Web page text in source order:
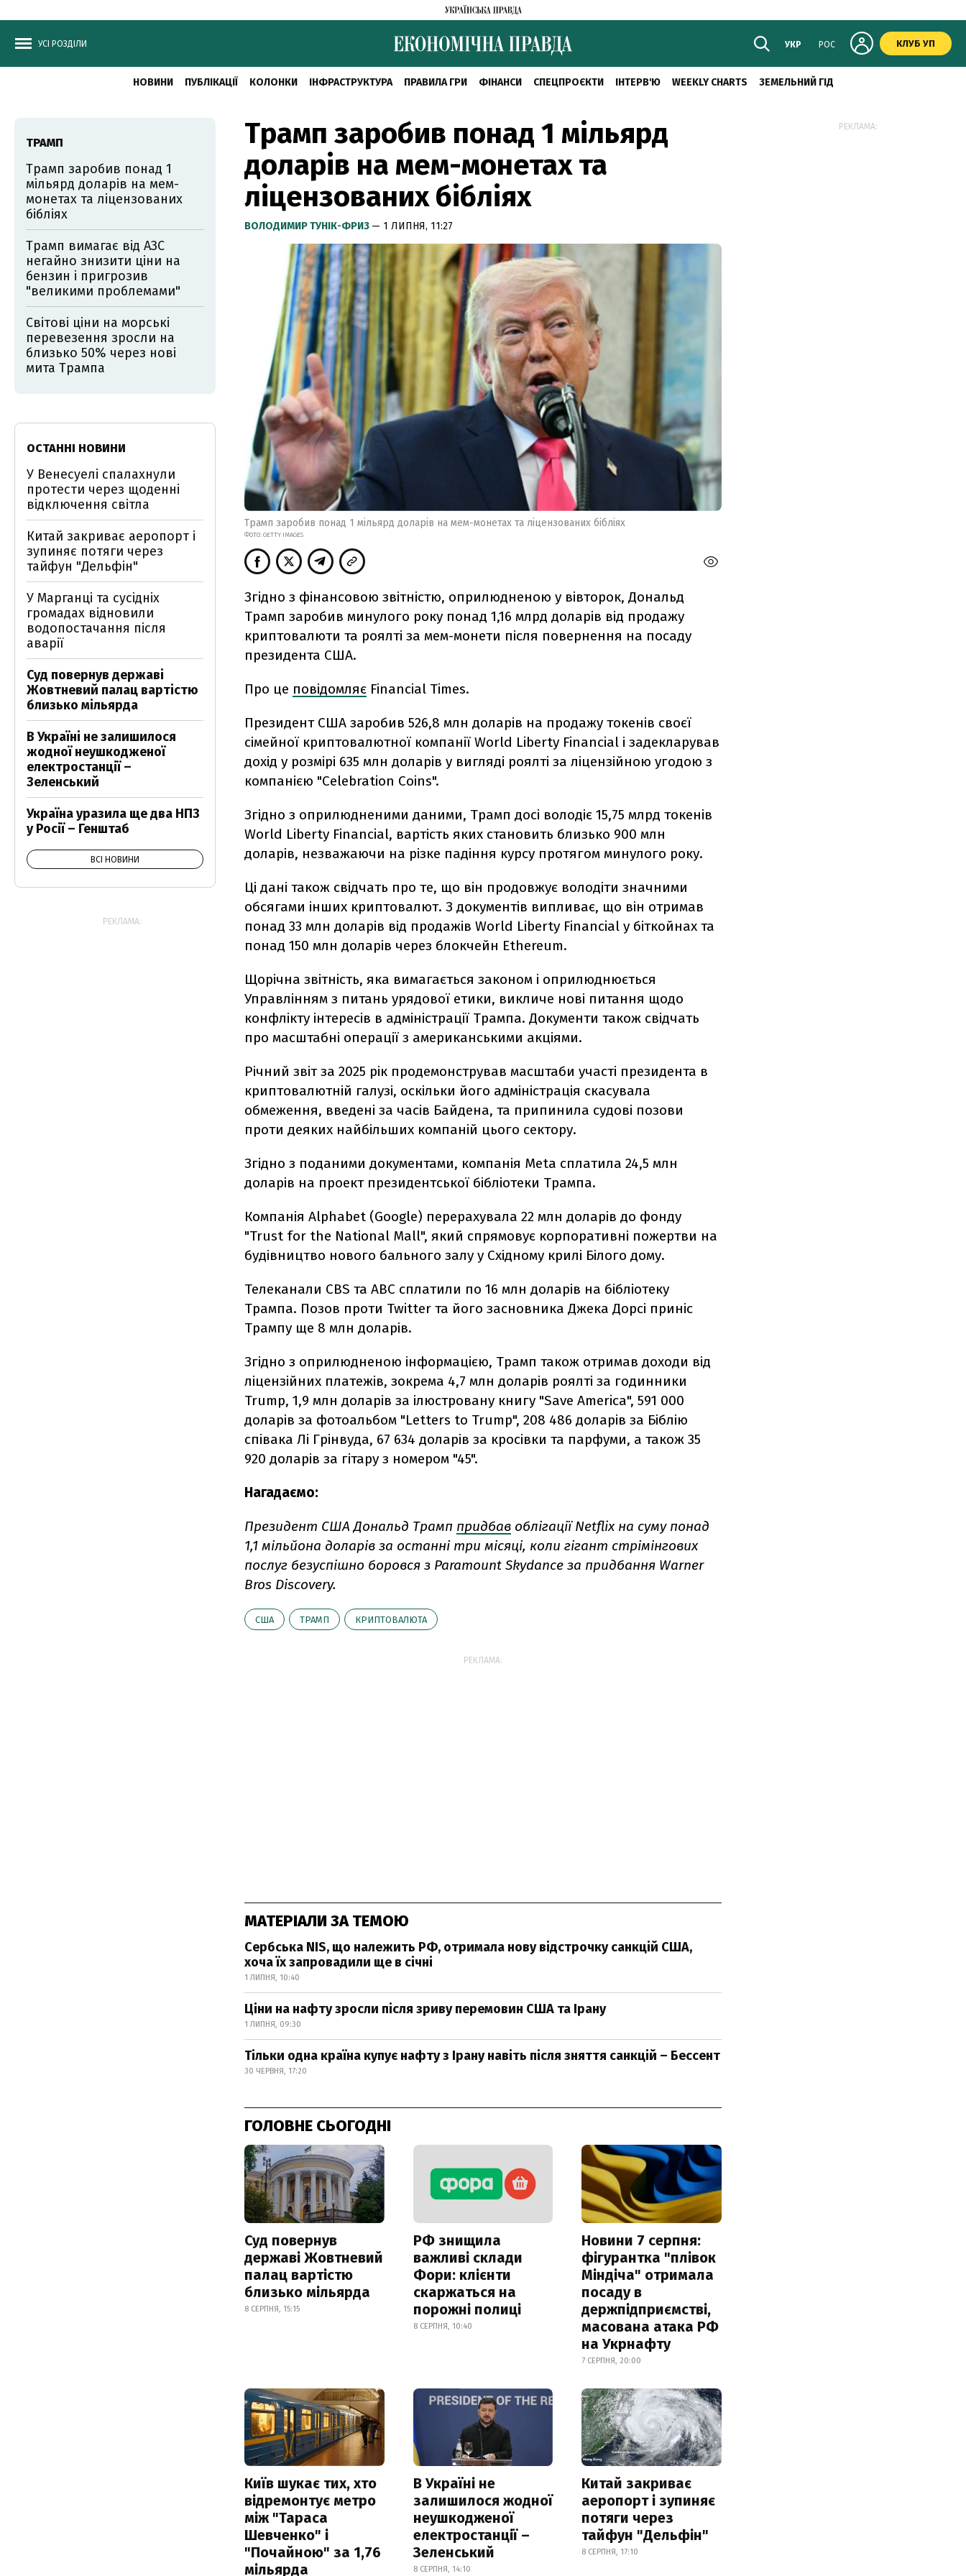
УСІ РОЗДІЛИ УКР РОС КЛУБ УП
НОВИНИ ПУБЛІКАЦІЇ КОЛОНКИ ІНФРАСТРУКТУРА ПРАВИЛА ГРИ ФІНАНСИ СПЕЦПРОЄКТИ ІНТЕРВ'Ю WEEKLY CHARTS ЗЕМЕЛЬНИЙ ГІД
Трамп заробив понад 1 мільярд
доларів на мем-монетах та
ліцензованих бібліях
ВОЛОДИМИР ТУНІК-ФРИЗ — 1 ЛИПНЯ, 11:27
Трамп заробив понад 1 мільярд доларів на мем-монетах та ліцензованих бібліях
ФОТО: GETTY IMAGES
Згідно з фінансовою звітністю, оприлюдненою у вівторок, Дональд
Трамп заробив минулого року понад 1,16 млрд доларів від продажу
криптовалюти та роялті за мем-монети після повернення на посаду
президента США.
Про це повідомляє Financial Times.
Президент США заробив 526,8 млн доларів на продажу токенів своєї
сімейної криптовалютної компанії World Liberty Financial і задекларував
дохід у розмірі 635 млн доларів у вигляді роялті за ліцензійною угодою з
компанією "Celebration Coins".
Згідно з оприлюдненими даними, Трамп досі володіє 15,75 млрд токенів
World Liberty Financial, вартість яких становить близько 900 млн
доларів, незважаючи на різке падіння курсу протягом минулого року.
Ці дані також свідчать про те, що він продовжує володіти значними
обсягами інших криптовалют. З документів випливає, що він отримав
понад 33 млн доларів від продажів World Liberty Financial у біткойнах та
понад 150 млн доларів через блокчейн Ethereum.
Щорічна звітність, яка вимагається законом і оприлюднюється
Управлінням з питань урядової етики, викличе нові питання щодо
конфлікту інтересів в адміністрації Трампа. Документи також свідчать
про масштабні операції з американськими акціями.
Річний звіт за 2025 рік продемонстрував масштаби участі президента в
криптовалютній галузі, оскільки його адміністрація скасувала
обмеження, введені за часів Байдена, та припинила судові позови
проти деяких найбільших компаній цього сектору.
Згідно з поданими документами, компанія Meta сплатила 24,5 млн
доларів на проект президентської бібліотеки Трампа.
Компанія Alphabet (Google) перерахувала 22 млн доларів до фонду
"Trust for the National Mall", який спрямовує корпоративні пожертви на
будівництво нового бального залу у Східному крилі Білого дому.
Телеканали CBS та ABC сплатили по 16 млн доларів на бібліотеку
Трампа. Позов проти Twitter та його засновника Джека Дорсі приніс
Трампу ще 8 млн доларів.
Згідно з оприлюдненою інформацією, Трамп також отримав доходи від
ліцензійних платежів, зокрема 4,7 млн доларів роялті за годинники
Trump, 1,9 млн доларів за ілюстровану книгу "Save America", 591 000
доларів за фотоальбом "Letters to Trump", 208 486 доларів за Біблію
співака Лі Грінвуда, 67 634 доларів за кросівки та парфуми, а також 35
920 доларів за гітару з номером "45".
Нагадаємо:
Президент США Дональд Трамп придбав облігації Netflix на суму понад
1,1 мільйона доларів за останні три місяці, коли гігант стрімінгових
послуг безуспішно боровся з Paramount Skydance за придбання Warner
Bros Discovery.
США ТРАМП КРИПТОВАЛЮТА
РЕКЛАМА:
МАТЕРІАЛИ ЗА ТЕМОЮ
Сербська NIS, що належить РФ, отримала нову відстрочку санкцій США,
хоча їх запровадили ще в січні
1 ЛИПНЯ, 10:40
Ціни на нафту зросли після зриву перемовин США та Ірану
1 ЛИПНЯ, 09:30
Тільки одна країна купує нафту з Ірану навіть після зняття санкцій – Бессент
30 ЧЕРВНЯ, 17:20
ГОЛОВНЕ СЬОГОДНІ
Суд повернув
державі Жовтневий
палац вартістю
близько мільярда
8 СЕРПНЯ, 15:15
РФ знищила
важливі склади
Фори: клієнти
скаржаться на
порожні полиці
8 СЕРПНЯ, 10:40
Новини 7 серпня:
фігурантка "плівок
Міндіча" отримала
посаду в
держпідприємстві,
масована атака РФ
на Укрнафту
7 СЕРПНЯ, 20:00
Київ шукає тих, хто
відремонтує метро
між "Тараса
Шевченко" і
"Почайною" за 1,76
мільярда
В Україні не
залишилося жодної
неушкодженої
електростанції –
Зеленський
8 СЕРПНЯ, 14:10
Китай закриває
аеропорт і зупиняє
потяги через
тайфун "Дельфін"
8 СЕРПНЯ, 17:10
ТРАМП
Трамп заробив понад 1
мільярд доларів на мем-
монетах та ліцензованих
бібліях
Трамп вимагає від АЗС
негайно знизити ціни на
бензин і пригрозив
"великими проблемами"
Світові ціни на морські
перевезення зросли на
близько 50% через нові
мита Трампа
ОСТАННІ НОВИНИ
У Венесуелі спалахнули
протести через щоденні
відключення світла
Китай закриває аеропорт і
зупиняє потяги через
тайфун "Дельфін"
У Марганці та сусідніх
громадах відновили
водопостачання після
аварії
Суд повернув державі
Жовтневий палац вартістю
близько мільярда
В Україні не залишилося
жодної неушкодженої
електростанції –
Зеленський
Україна уразила ще два НПЗ
у Росії – Генштаб
ВСІ НОВИНИ
РЕКЛАМА:
РЕКЛАМА: